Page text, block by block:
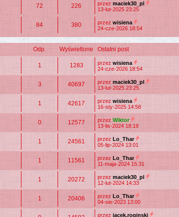
72 226 przez maciek30_pl
13-lut-2025 23:25
84 380 przez wisiena
24-cze-2026 18:54
Odp. Wyświetlone Ostatni post
1 1283 przez wisiena
24-cze-2026 18:54
3 40697 przez maciek30_pl
13-lut-2025 23:25
1 42617 przez wisiena
16-sty-2025 14:58
0 12577 przez Wiktor
13-lis-2024 18:19
1 24561 przez Lo_Thar
05-lip-2024 13:01
1 11561 przez Lo_Thar
11-maja-2024 15:31
1 20272 przez maciek30_pl
12-lut-2024 14:33
1 20406 przez Lo_Thar
04-sie-2023 13:00
przez jacek.roginski